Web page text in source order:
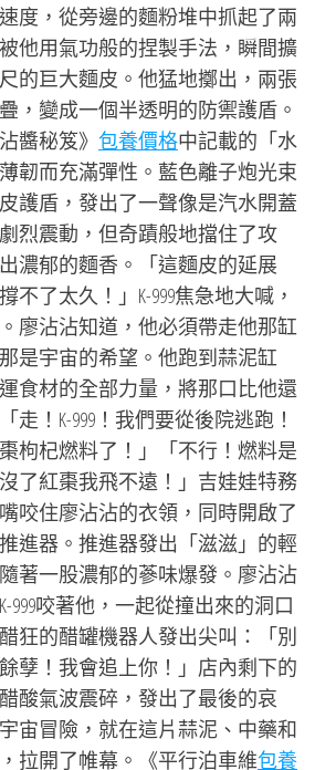
度，從旁邊的麵粉堆中抓起了兩
他用氣功般的捏製手法，瞬間擴
的巨大麵皮。他猛地擲出，兩張
，變成一個半透明的防禦護盾。
醬秘笈》 包養價格中記載的「水
韌而充滿彈性。藍色離子炮光束
護盾，發出了一聲像是汽水開蓋
烈震動，但奇蹟般地擋住了攻
濃郁的麵香。「這麵皮的延展
不了太久！」K-999焦急地大喊，
廖沾沾知道，他必須帶走他那缸
是宇宙的希望。他跑到蒜泥缸
食材的全部力量，將那口比他還
走！K-999！我們要從後院逃跑！
枸杞燃料了！」「不行！燃料是
了紅棗我飛不遠！」吉娃娃特務
咬住廖沾沾的衣領，同時開啟了
進器。推進器發出「滋滋」的輕
著一股濃郁的蔘味爆發。廖沾沾
999咬著他，一起從撞出來的洞口
狂的醋罐機器人發出尖叫：「別
孽！我會追上你！」店內剩下的
酸氣波震碎，發出了最後的哀
宙冒險，就在這片蒜泥、中藥和
拉開了帷幕。《平行泊車維包養